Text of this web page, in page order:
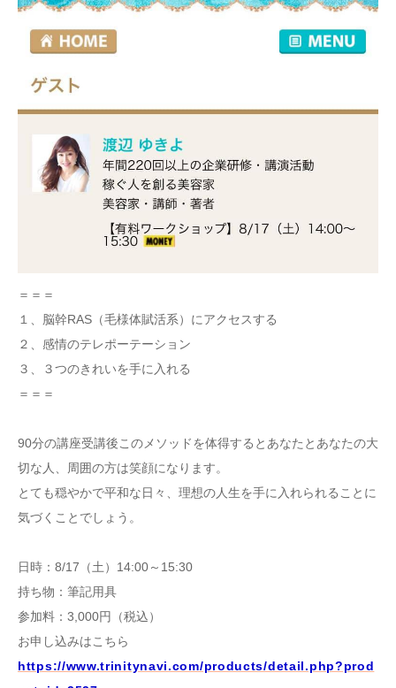
＝＝＝
１、脳幹RAS（毛様体賦活系）にアクセスする
２、感情のテレポーテーション
３、３つのきれいを手に入れる
＝＝＝
90分の講座受講後このメソッドを体得するとあなたとあなたの大
切な人、周囲の方は笑顔になります。
とても穏やかで平和な日々、理想の人生を手に入れられることに
気づくことでしょう。
日時：8/17（土）14:00～15:30
持ち物：筆記用具
参加料：3,000円（税込）
お申し込みはこちら
https://www.trinitynavi.com/products/detail.php?prod